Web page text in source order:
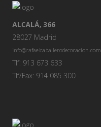
ALCALÁ, 366
28027 Madrid
info@rafaelcaballerodecoracion.com
Tlf: 913 673 633
Tlf/Fax: 914 085 300